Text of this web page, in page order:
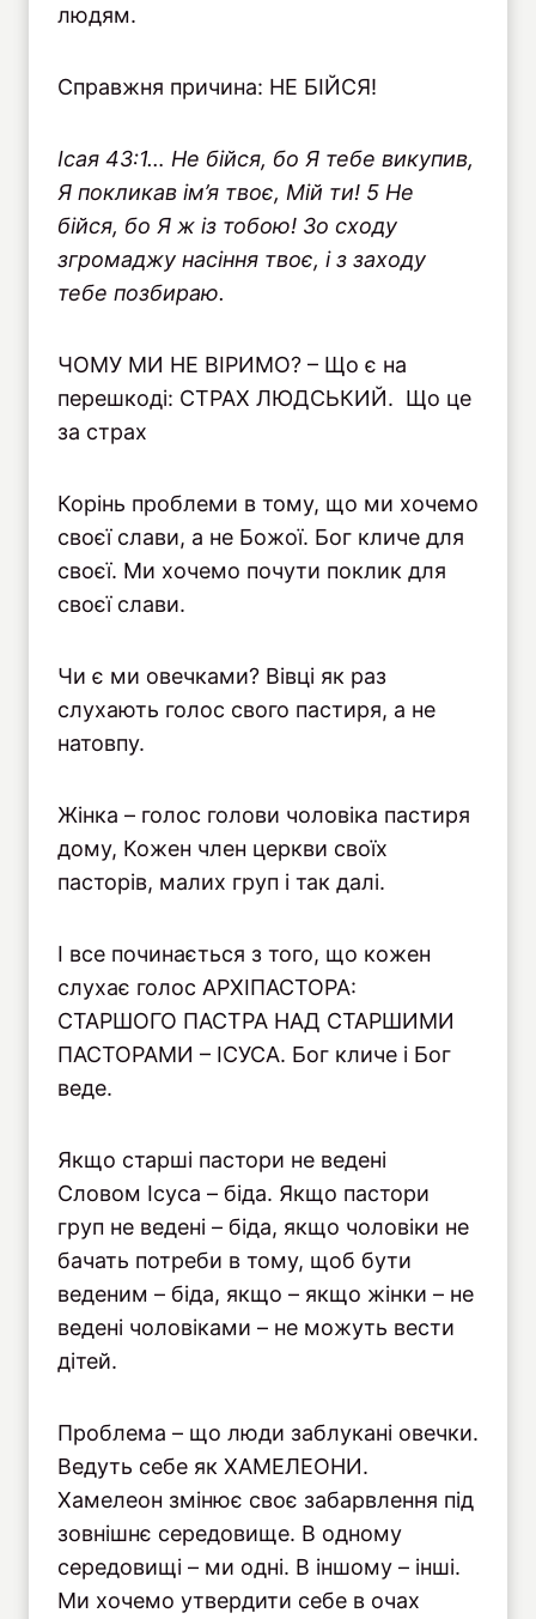
людям.
Справжня причина: НЕ БІЙСЯ!
Iсая 43:1… Не бійся, бо Я тебе викупив,
Я покликав ім’я твоє, Мій ти! 5 Не
бійся, бо Я ж із тобою! Зо сходу
згромаджу насіння твоє, і з заходу
тебе позбираю.
ЧОМУ МИ НЕ ВІРИМО? – Що є на
перешкоді: СТРАХ ЛЮДСЬКИЙ. Що це
за страх
Корінь проблеми в тому, що ми хочемо
своєї слави, а не Божої. Бог кличе для
своєї. Ми хочемо почути поклик для
своєї слави.
Чи є ми овечками? Вівці як раз
слухають голос свого пастиря, а не
натовпу.
Жінка – голос голови чоловіка пастиря
дому, Кожен член церкви своїх
пасторів, малих груп і так далі.
І все починається з того, що кожен
слухає голос АРХІПАСТОРА:
СТАРШОГО ПАСТРА НАД СТАРШИМИ
ПАСТОРАМИ – ІСУСА. Бог кличе і Бог
веде.
Якщо старші пастори не ведені
Словом Ісуса – біда. Якщо пастори
груп не ведені – біда, якщо чоловіки не
бачать потреби в тому, щоб бути
веденим – біда, якщо – якщо жінки – не
ведені чоловіками – не можуть вести
дітей.
Проблема – що люди заблукані овечки.
Ведуть себе як ХАМЕЛЕОНИ.
Хамелеон змінює своє забарвлення під
зовнішнє середовище. В одному
середовищі – ми одні. В іншому – інші.
Ми хочемо утвердити себе в очах